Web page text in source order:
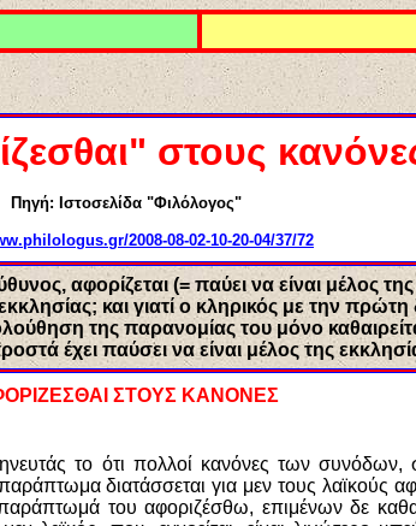
στους
Πηγή: Ιστοσελίδα "Φιλόλογος"
2008-08-02-10-20-04/37/72
αφορίζεται (= παύει να είναι μέλος
και γιατί ο κληρικός με την
της παρανομίας του μόνο
έχει παύσει να είναι μέλος της
ΣΤΟΥΣ ΚΑΝΟΝΕΣ
το ότι πολλοί κανόνες των
διατάσσεται για μεν τους λαϊκούς
του αφοριζέσθω, επιμένων δε